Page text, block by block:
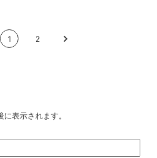
1 2 >
表示されます。